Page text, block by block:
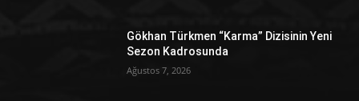
Gökhan Türkmen “Karma” Dizisinin Yeni
Sezon Kadrosunda
Ağustos 7, 2026